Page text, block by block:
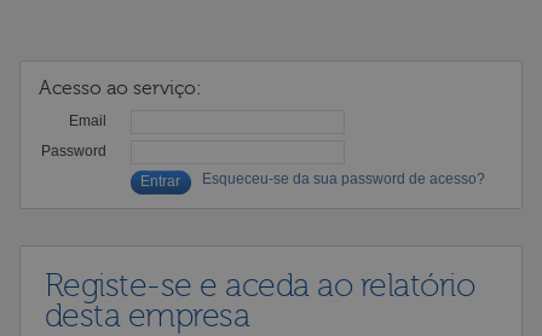
Acesso ao serviço:
Email
Password
Esqueceu-se da sua password de acesso?
Registe-se e aceda ao relatório
desta empresa